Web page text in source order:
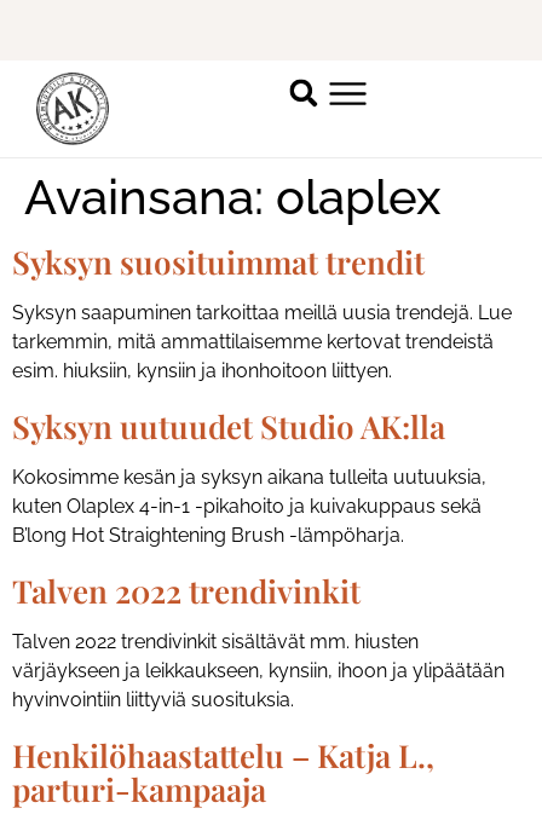
Ilmoittaudu mukaan ripsienpidennyskoulutukseen.
Avainsana: olaplex
Syksyn suosituimmat trendit
Syksyn saapuminen tarkoittaa meillä uusia trendejä. Lue
tarkemmin, mitä ammattilaisemme kertovat trendeistä
esim. hiuksiin, kynsiin ja ihonhoitoon liittyen.
Syksyn uutuudet Studio AK:lla
Kokosimme kesän ja syksyn aikana tulleita uutuuksia,
kuten Olaplex 4-in-1 -pikahoito ja kuivakuppaus sekä
B’long Hot Straightening Brush -lämpöharja.
Talven 2022 trendivinkit
Talven 2022 trendivinkit sisältävät mm. hiusten
värjäykseen ja leikkaukseen, kynsiin, ihoon ja ylipäätään
hyvinvointiin liittyviä suosituksia.
Henkilöhaastattelu – Katja L.,
parturi-kampaaja